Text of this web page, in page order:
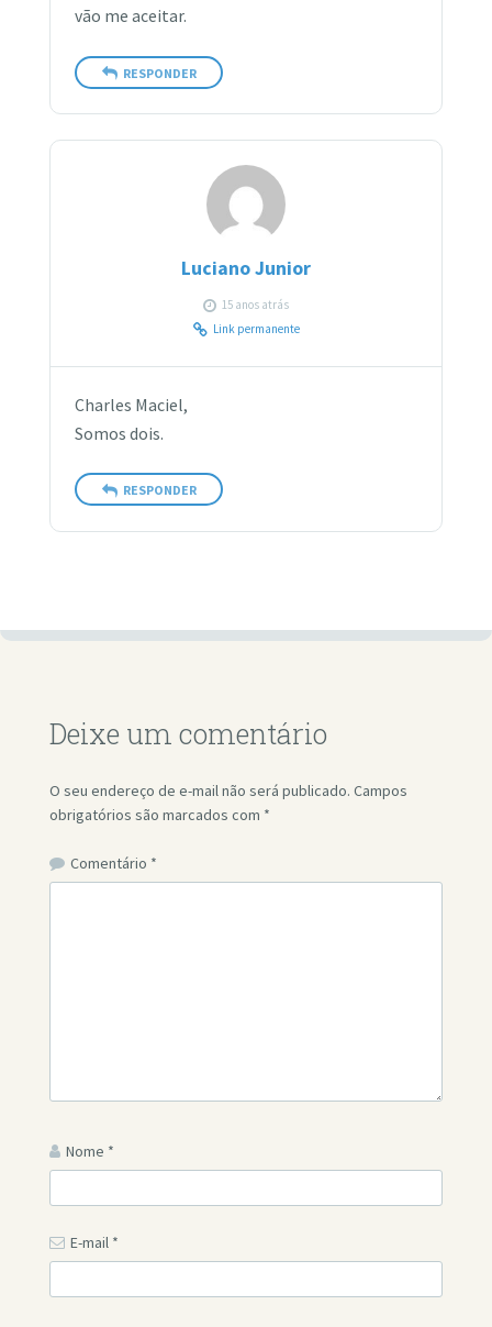
vão me aceitar.
RESPONDER
Luciano Junior
15 anos atrás
Link permanente
Charles Maciel,
Somos dois.
RESPONDER
Deixe um comentário
O seu endereço de e-mail não será publicado. Campos
obrigatórios são marcados com *
Comentário *
Nome *
E-mail *